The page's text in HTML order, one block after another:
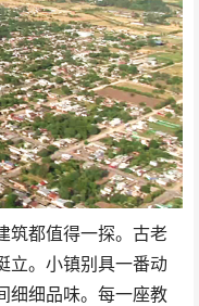
筑都值得一探。古老
立。小镇别具一番动
细细品味。每一座教